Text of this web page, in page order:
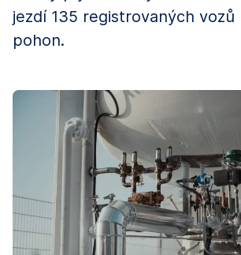
jezdí 135 registrovaných vozů
pohon.